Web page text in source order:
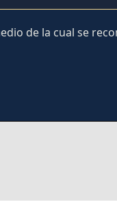
de la cual se